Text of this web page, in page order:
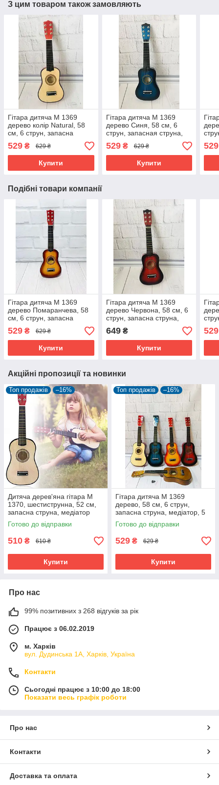
З цим товаром також замовляють
Гітара дитяча M 1369
дерево колір Natural, 58
см, 6 струн, запасна
струна, медіатор
529 ₴ 629 ₴
Купити
Гітара дитяча M 1369
дерево Синя, 58 см, 6
струн, запасная струна,
медіатор
529₴ 629 ₴
Купити
529
Подібні товари компанії
Гітара дитяча M 1369
дерево Помаранчева, 58
см, 6 струн, запасна
529 ₴ 629 ₴
Купити
Гітара дитяча M 1369
дерево Червона, 58 см, 6
струн, запасна струна,
649₴
Купити
529
Акційні пропозиції та новинки
Топ продажів –16%
Дитяча дерев'яна гітара M
1370, шестиструнна, 52 см,
запасна струна, медіатор
Готово до відправки
510 ₴ 610 ₴
Купити
Топ продажів –16%
Гітара дитяча M 1369
дерево, 58 см, 6 струн,
запасна струна, медіатор, 5
кольорів
Готово до відправки
529 ₴ 629 ₴
Купити
Про нас
99% позитивних з 268 відгуків за рік
Працює з 06.02.2019
м. Харків
вул. Дудинська 1А, Харків, Україна
Контакти
Сьогодні працює з 10:00 до 18:00
Показати весь графік роботи
Про нас
Контакти
Доставка та оплата